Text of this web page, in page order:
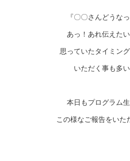
『〇〇さんどうな
あっ！あれ伝えた
思っていたタイミン
いただく事も多い
本日もプログラム
この様なご報告をいた